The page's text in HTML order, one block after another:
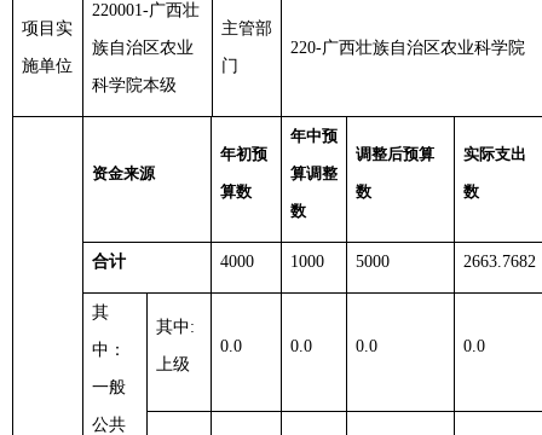
项目实
施单位
220001-广西壮
族自治区农业
科学院本级
主管部
门
220-广西壮族自治区农业科学院
资金来源
年初预
算数
年中预
算调整
数
调整后预算
数
实际支出
数
合计 4000 1000 5000 2663.7682
其
中：
一般
公共
其中:
上级
0.0 0.0 0.0 0.0